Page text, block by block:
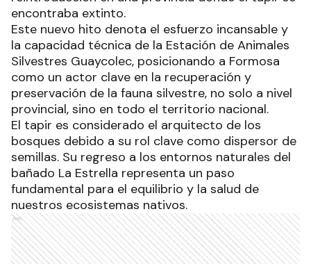
encontraba extinto.
Este nuevo hito denota el esfuerzo incansable y
la capacidad técnica de la Estación de Animales
Silvestres Guaycolec, posicionando a Formosa
como un actor clave en la recuperación y
preservación de la fauna silvestre, no solo a nivel
provincial, sino en todo el territorio nacional.
El tapir es considerado el arquitecto de los
bosques debido a su rol clave como dispersor de
semillas. Su regreso a los entornos naturales del
bañado La Estrella representa un paso
fundamental para el equilibrio y la salud de
nuestros ecosistemas nativos.
Ads